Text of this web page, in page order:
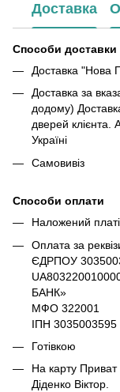
Доставка
Способи доставки
Доставка "Нова
Доставка за
додому)
дверей клієнта.
Україні
Самовивіз
Способи оплати
Наложений
Оплата за
ЄДРПОУ
БАНК»
МФО 322001
ІПН 3035003595
Готівкою
На карту
Діденко Віктор.